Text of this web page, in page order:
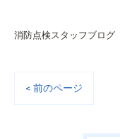
消防点検スタッフブログ
< 前のページ